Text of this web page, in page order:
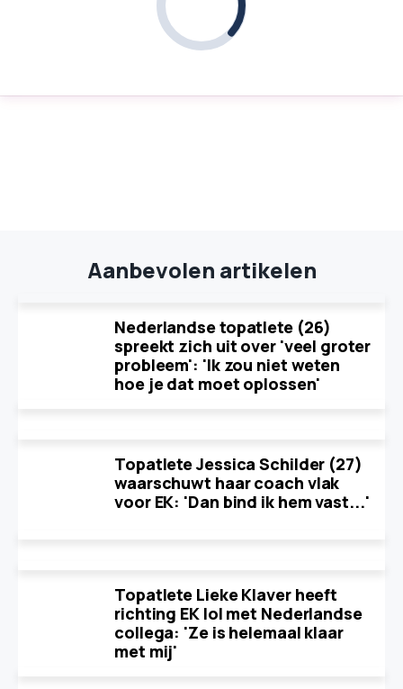
Aanbevolen artikelen
Nederlandse topatlete (26)
spreekt zich uit over 'veel groter
probleem': 'Ik zou niet weten
hoe je dat moet oplossen'
Topatlete Jessica Schilder (27)
waarschuwt haar coach vlak
voor EK: 'Dan bind ik hem vast...'
Topatlete Lieke Klaver heeft
richting EK lol met Nederlandse
collega: 'Ze is helemaal klaar
met mij'